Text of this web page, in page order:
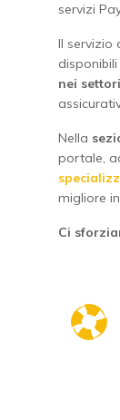
servizi
Il servizio
nei
Nella
portale,
migliore
Ci